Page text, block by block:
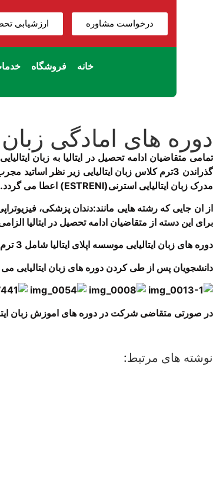
درخواست مشاوره ارزشیابی
خانه فروشگاه
دوره های امادگی زبان
تمامی متقاضیان ادامه تحصیل در ایتالیا به زبان
گذراندن 3ترم کلاس زبان ایتالیایی زیر نظر
مدرک زبان ایتالیایی استرنی(ESTRENI) اعطا می گردد.
از ان جایی که رشته هایی مانند:دندان پزشکی،
برای این دسته از متقاضیان ادامه تحصیل در ایتالیا
دوره های زبان ایتالیایی موسسه اپلای ایتالیا شامل 3 ترم می باشد که هرترم تقریبا به مدت 2.5می باشد.زبان اموزان در طول دوره از طریق مجموعه کتابهای اسپرسوی جدید به فراگیری زبان می پردازند.
دانشجویان پس از طی کردن دوره های زبان ایتالیایی می
در صورتی متقاضی شرکت در دوره های اموزش زبان
نوشته های مرتبط: